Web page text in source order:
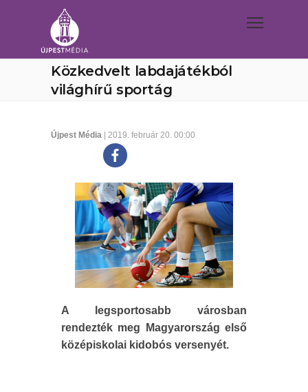
Közkedvelt labdajátékból
világhírű sportág
Újpest Média | 2019. február 20. 00:00
A legsportosabb városban
rendezték meg Magyarország első
középiskolai kidobós versenyét.